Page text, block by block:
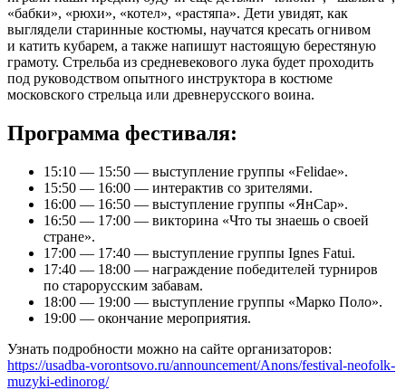
«бабки», «рюхи», «котел», «растяпа». Дети увидят, как
выглядели старинные костюмы, научатся кресать огнивом
и катить кубарем, а также напишут настоящую берестяную
грамоту. Стрельба из средневекового лука будет проходить
под руководством опытного инструктора в костюме
московского стрельца или древнерусского воина.
Программа фестиваля:
15:10 — 15:50 — выступление группы «Felidae».
15:50 — 16:00 — интерактив со зрителями.
16:00 — 16:50 — выступление группы «ЯнСар».
16:50 — 17:00 — викторина «Что ты знаешь о своей
стране».
17:00 — 17:40 — выступление группы Ignes Fatui.
17:40 — 18:00 — награждение победителей турниров
по старорусским забавам.
18:00 — 19:00 — выступление группы «Марко Поло».
19:00 — окончание мероприятия.
Узнать подробности можно на сайте организаторов:
https://usadba-vorontsovo.ru/announcement/Anons/festival-neofolk-
muzyki-edinorog/